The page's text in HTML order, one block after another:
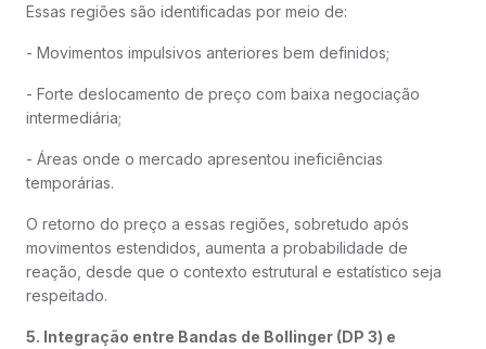
Essas regiões são identificadas por meio de:
- Movimentos impulsivos anteriores bem definidos;
- Forte deslocamento de preço com baixa negociação
intermediária;
- Áreas onde o mercado apresentou ineficiências
temporárias.
O retorno do preço a essas regiões, sobretudo após
movimentos estendidos, aumenta a probabilidade de
reação, desde que o contexto estrutural e estatístico seja
respeitado.
5. Integração entre Bandas de Bollinger (DP 3) e